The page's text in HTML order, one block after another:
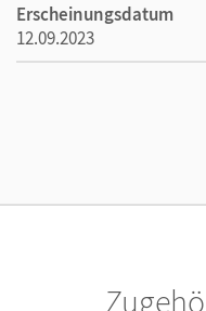
Erscheinungsdatum
12.09.2023